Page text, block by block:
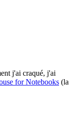
j'ai craqué, j'ai
for Notebooks (la